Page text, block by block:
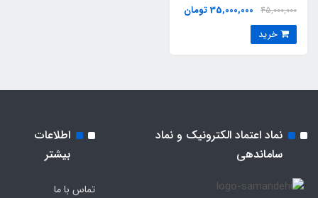
45,000,000 35,000,000 تومان
نماد اعتماد الکترونیک و نماد
ساماندهی
اطلاعات
بیشتر
تماس با ما